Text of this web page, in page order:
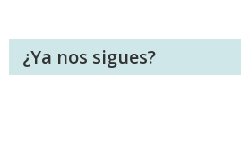
¿Ya nos sigues?